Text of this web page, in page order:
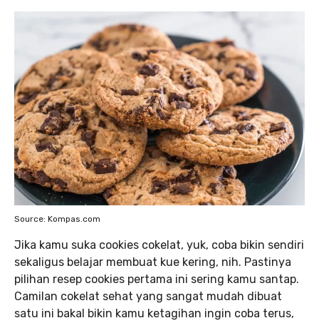
Source: Kompas.com
Jika kamu suka cookies cokelat, yuk, coba bikin sendiri
sekaligus belajar membuat kue kering, nih. Pastinya
pilihan resep cookies pertama ini sering kamu santap.
Camilan cokelat sehat yang sangat mudah dibuat
satu ini bakal bikin kamu ketagihan ingin coba terus,